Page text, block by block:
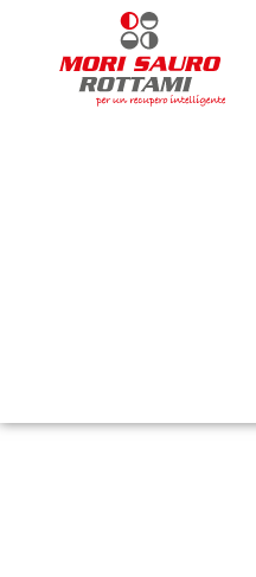
Learn as if you will live